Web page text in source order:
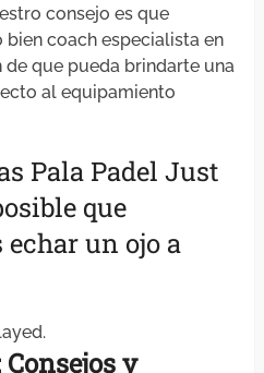
consejo es que
coach especialista en
que pueda brindarte una
al equipamiento
Pala Padel Just
que
un ojo a
y